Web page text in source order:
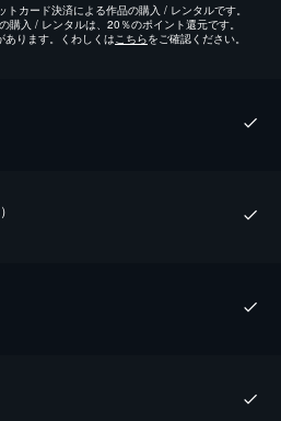
カード決済による作品の購入 / レンタルです。
購入 / レンタルは、20％のポイント還元です。
あります。くわしくは こちらをご確認ください。